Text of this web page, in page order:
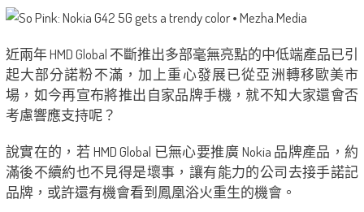
近兩年 HMD Global 不斷推出多部毫無亮點的中低端產品已引
起大部分諾粉不滿，加上重心發展已從亞洲轉移歐美市
場，如今再宣布將推出自家品牌手機，就不知大家還會否
考慮響應支持呢？
說實在的，若 HMD Global 已無心要推廣 Nokia 品牌產品，約
滿後不續約也不見得是壞事，讓有能力的公司去接手諾記
品牌，或許還有機會看到鳳凰浴火重生的機會。